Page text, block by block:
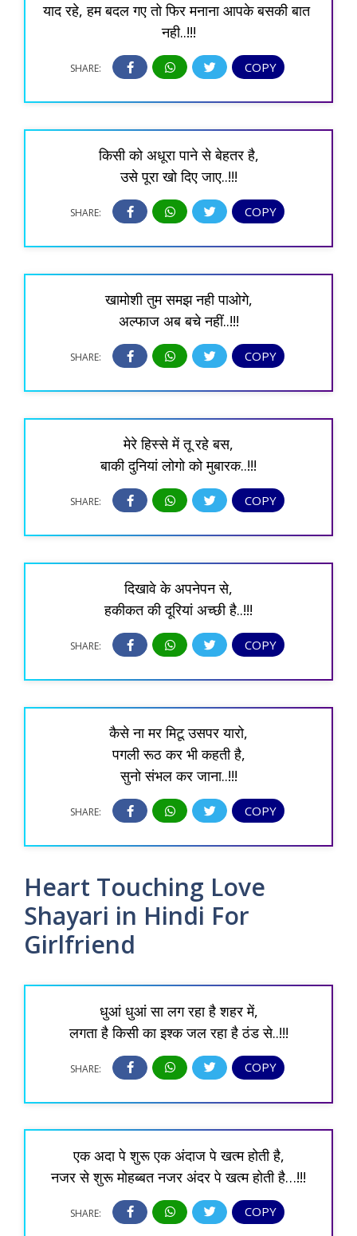
याद रहे, हम बदल गए तो फिर मनाना आपके बसकी बात
नही..!!!
SHARE: COPY
किसी को अधूरा पाने से बेहतर है,
उसे पूरा खो दिए जाए..!!!
SHARE: COPY
खामोशी तुम समझ नही पाओगे,
अल्फाज अब बचे नहीं..!!!
SHARE: COPY
मेरे हिस्से में तू रहे बस,
बाकी दुनियां लोगो को मुबारक..!!!
SHARE: COPY
दिखावे के अपनेपन से,
हकीकत की दूरियां अच्छी है..!!!
SHARE: COPY
कैसे ना मर मिटू उसपर यारो,
पगली रूठ कर भी कहती है,
सुनो संभल कर जाना..!!!
SHARE: COPY
Heart Touching Love
Shayari in Hindi For
Girlfriend
धुआं धुआं सा लग रहा है शहर में,
लगता है किसी का इश्क जल रहा है ठंड से..!!!
SHARE: COPY
एक अदा पे शुरू एक अंदाज पे खत्म होती है,
नजर से शुरू मोहब्बत नजर अंदर पे खत्म होती है…!!!
SHARE: COPY